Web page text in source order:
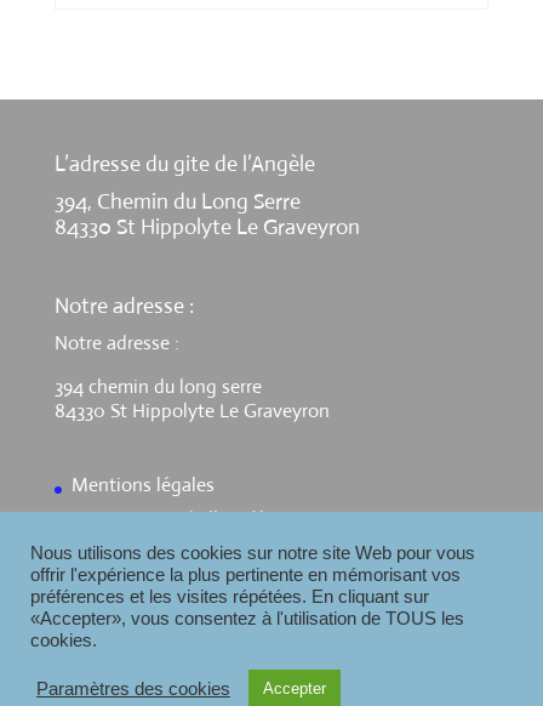
L’adresse du gite de l’Angèle
394, Chemin du Long Serre
84330 St Hippolyte Le Graveyron
Notre adresse :
Notre adresse :
394 chemin du long serre
84330 St Hippolyte Le Graveyron
Mentions légales
Contact Gite de l’Angèle
Nous utilisons des cookies sur notre site Web pour vous
offrir l'expérience la plus pertinente en mémorisant vos
préférences et les visites répétées. En cliquant sur
«Accepter», vous consentez à l'utilisation de TOUS les
cookies.
Paramètres des cookies Accepter